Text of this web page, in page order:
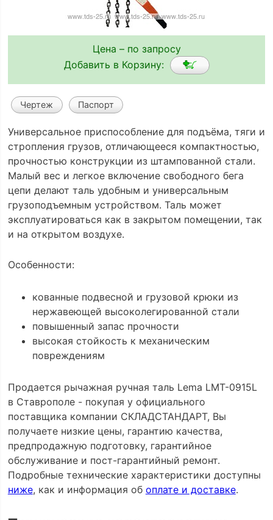
Цена – по запросу
Добавить в Корзину:
Чертеж Паспорт
Универсальное приспособление для подъёма, тяги и
стропления грузов, отличающееся компактностью,
прочностью конструкции из штампованной стали.
Малый вес и легкое включение свободного бега
цепи делают таль удобным и универсальным
грузоподъемным устройством. Таль может
эксплуатироваться как в закрытом помещении, так
и на открытом воздухе.
Особенности:
кованные подвесной и грузовой крюки из
нержавеющей высоколегированной стали
повышенный запас прочности
высокая стойкость к механическим
повреждениям
Продается рычажная ручная таль Lema LMT-0915L
в Ставрополе - покупая у официального
поставщика компании СКЛАДСТАНДАРТ, Вы
получаете низкие цены, гарантию качества,
предпродажную подготовку, гарантийное
обслуживание и пост-гарантийный ремонт.
Подробные технические характеристики доступны
ниже, как и информация об оплате и доставке.